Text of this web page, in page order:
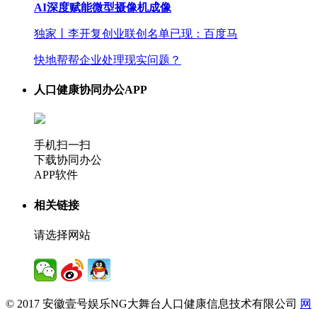
AI深度赋能微型摄像机成像
独家丨李开复创业联创名单已现：百度马
快地帮帮企业处理现实问题？
人口健康协同办公APP
手机扫一扫
下载协同办公
APP软件
相关链接
请选择网站
© 2017 安徽壹号娱乐NG大舞台人口健康信息技术有限公司 网